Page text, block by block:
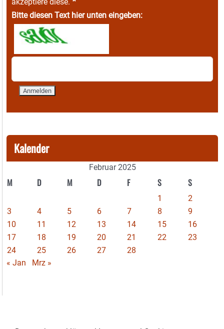
Bitte diesen Text hier unten eingeben:
Kalender
Februar 2025
M D M D F S S
1
2
3
4 5 6 7 8
9
10
11 12 13 14 15
16
17
18 19 20 21 22
23
24
25 26 27
28
« Jan
Mrz »